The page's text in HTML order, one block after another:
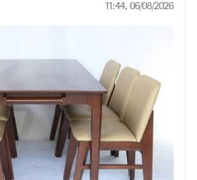
11:44, 06/08/2026